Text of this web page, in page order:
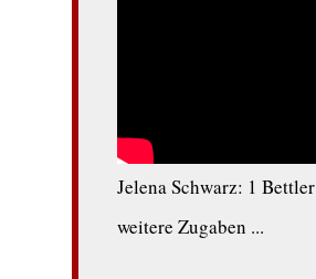
Jelena Schwarz: 1 Bettler
weitere Zugaben ...